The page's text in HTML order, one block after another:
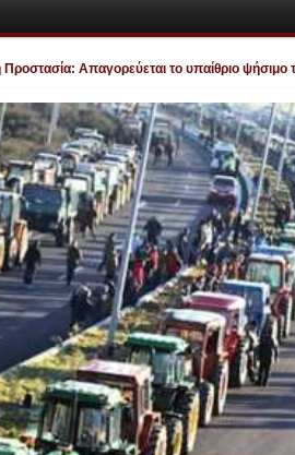
Απαγορεύεται το υπαίθριο ψήσιμο τις